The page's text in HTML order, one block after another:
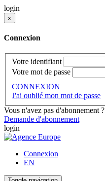
login
x
Connexion
Votre identifiant
Votre mot de passe
CONNEXION
J'ai oublié mon mot de passe
Vous n'avez pas d'abonnement ?
Demande d'abonnement
login
Connexion
EN